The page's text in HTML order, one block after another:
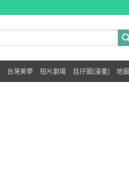
台灣美學 短片劇場 尪仔圖(漫畫) 地圖